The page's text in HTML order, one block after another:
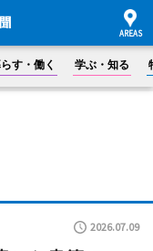
す・働く 学ぶ・知る
2026.07.09